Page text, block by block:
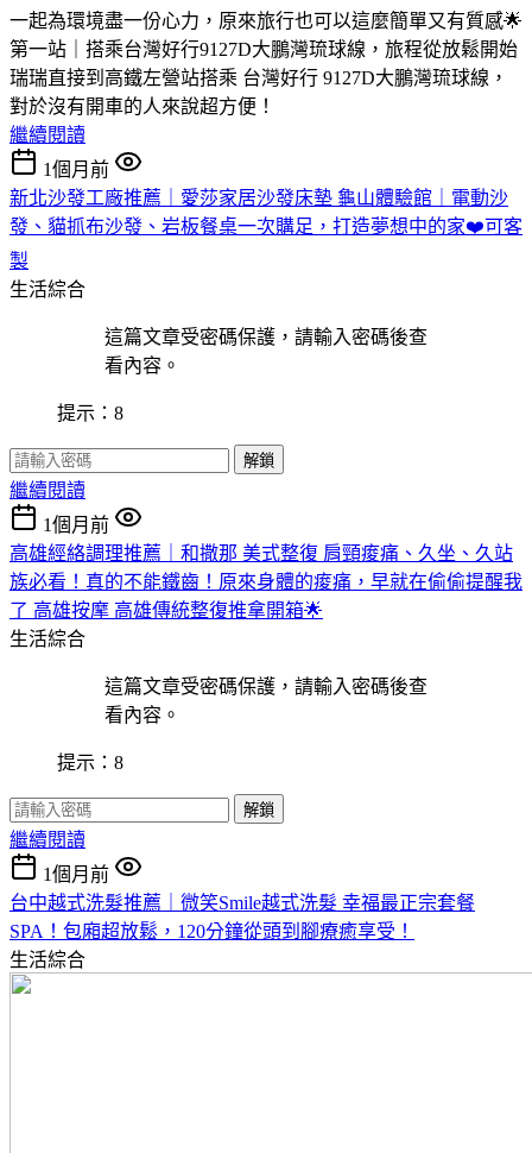
一起為環境盡一份心力，原來旅行也可以這麼簡單又有質感🌟
第一站｜搭乘台灣好行9127D大鵬灣琉球線，旅程從放鬆開始
瑞瑞直接到高鐵左營站搭乘 台灣好行 9127D大鵬灣琉球線，
對於沒有開車的人來說超方便！
繼續閱讀
1個月前
新北沙發工廠推薦｜愛莎家居沙發床墊 龜山體驗館｜電動沙
發、貓抓布沙發、岩板餐桌一次購足，打造夢想中的家❤️可客
製
生活綜合
這篇文章受密碼保護，請輸入密碼後查
看內容。
提示：8
解鎖
繼續閱讀
1個月前
高雄經絡調理推薦｜和撒那 美式整復 肩頸痠痛、久坐、久站
族必看！真的不能鐵齒！原來身體的痠痛，早就在偷偷提醒我
了 高雄按摩 高雄傳統整復推拿開箱🌟
生活綜合
這篇文章受密碼保護，請輸入密碼後查
看內容。
提示：8
解鎖
繼續閱讀
1個月前
台中越式洗髮推薦｜微笑Smile越式洗髮 幸福最正宗套餐
SPA！包廂超放鬆，120分鐘從頭到腳療癒享受！
生活綜合